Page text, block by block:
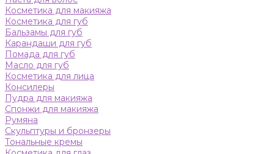
Косметика для макияжа
Косметика для губ
Бальзамы для губ
Карандаши для губ
Помада для губ
Масло для губ
Косметика для лица
Консилеры
Пудра для макияжа
Спонжи для макияжа
Румяна
Скульптуры и бронзеры
Тональные кремы